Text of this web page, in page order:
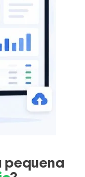
pequena